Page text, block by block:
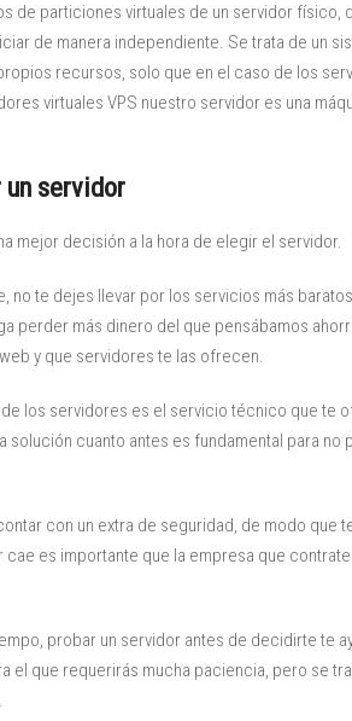
de particiones virtuales de un servidor físico,
de manera independiente. Se trata de un
recursos, solo que en el caso de los
virtuales VPS nuestro servidor es una
un servidor
mejor decisión a la hora de elegir el servidor.
te dejes llevar por los servicios más
perder más dinero del que pensábamos
y que servidores te las ofrecen.
los servidores es el servicio técnico que te
cuanto antes es fundamental para no
con un extra de seguridad, de modo que
es importante que la empresa que
probar un servidor antes de decidirte te
el que requerirás mucha paciencia, pero se